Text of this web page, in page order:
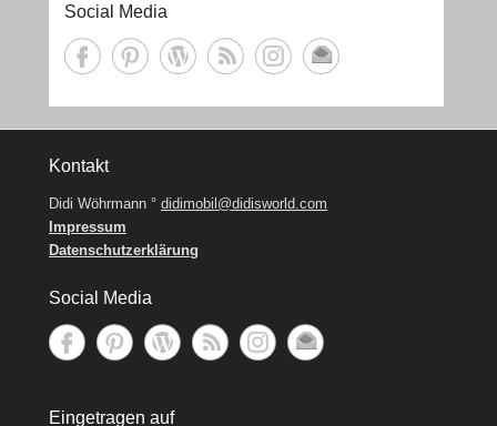
Social Media
Kontakt
Didi Wöhrmann ° didimobil@didisworld.com
Impressum
Datenschutzerklärung
Social Media
Eingetragen auf